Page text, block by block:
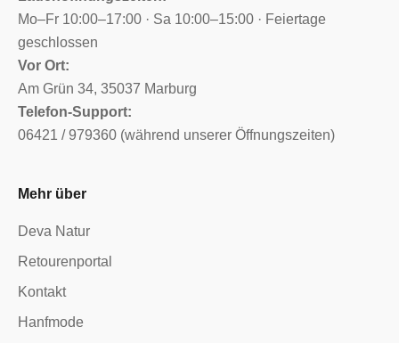
Mo–Fr 10:00–17:00 · Sa 10:00–15:00 · Feiertage
geschlossen
Vor Ort:
Am Grün 34, 35037 Marburg
Telefon-Support:
06421 / 979360 (während unserer Öffnungszeiten)
Mehr über
Deva Natur
Retourenportal
Kontakt
Hanfmode